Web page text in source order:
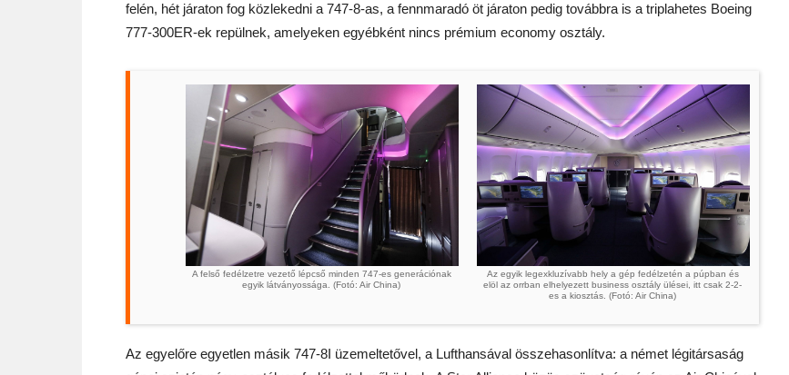
felén, hét járaton fog közlekedni a 747-8-as, a fennmaradó öt járaton pedig továbbra is a triplahetes Boeing
777-300ER-ek repülnek, amelyeken egyébként nincs prémium economy osztály.
Az egyik legexkluzívabb hely a gép fedélzetén a púpban és
elöl az orrban elhelyezett business osztály ülései, itt csak 2-2-
es a kiosztás. (Fotó: Air China)
A felső fedélzetre vezető lépcső minden 747-es generációnak
egyik látványossága. (Fotó: Air China)
Az egyelőre egyetlen másik 747-8I üzemeltetővel, a Lufthansával összehasonlítva: a német légitársaság